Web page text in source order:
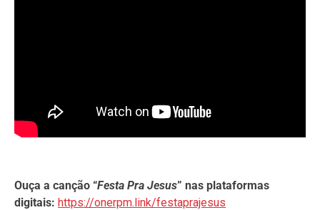
Ouça a canção “Festa Pra Jesus” nas plataformas
digitais: https://onerpm.link/festaprajesus